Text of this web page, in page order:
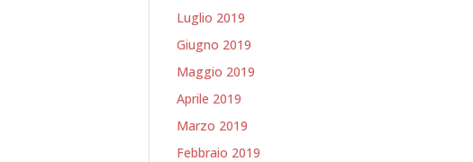
Luglio 2019
Giugno 2019
Maggio 2019
Aprile 2019
Marzo 2019
Febbraio 2019